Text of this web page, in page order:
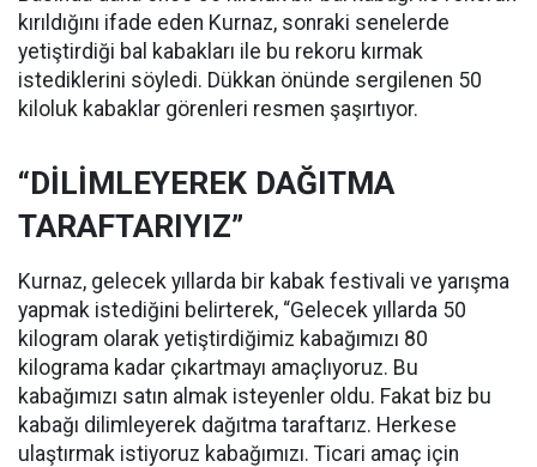
kırıldığını ifade eden Kurnaz, sonraki senelerde
yetiştirdiği bal kabakları ile bu rekoru kırmak
istediklerini söyledi. Dükkan önünde sergilenen 50
kiloluk kabaklar görenleri resmen şaşırtıyor.
“DİLİMLEYEREK DAĞITMA
TARAFTARIYIZ”
Kurnaz, gelecek yıllarda bir kabak festivali ve yarışma
yapmak istediğini belirterek, “Gelecek yıllarda 50
kilogram olarak yetiştirdiğimiz kabağımızı 80
kilograma kadar çıkartmayı amaçlıyoruz. Bu
kabağımızı satın almak isteyenler oldu. Fakat biz bu
kabağı dilimleyerek dağıtma taraftarız. Herkese
ulaştırmak istiyoruz kabağımızı. Ticari amaç için